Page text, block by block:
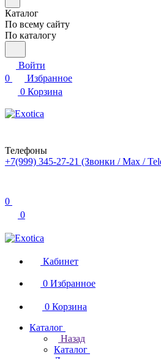
Каталог
По всему сайту
По каталогу
Войти
0
Избранное
0 Корзина
Телефоны
+7(999) 345-27-21 (Звонки / Max /
0
0
Кабинет
0 Избранное
0 Корзина
Каталог
Назад
Каталог